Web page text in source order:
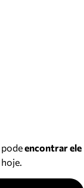
encontrar ele